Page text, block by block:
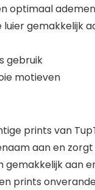
optimaal
gemakkelijk
gebruik
motieven
prints van
aan en
aan
prints